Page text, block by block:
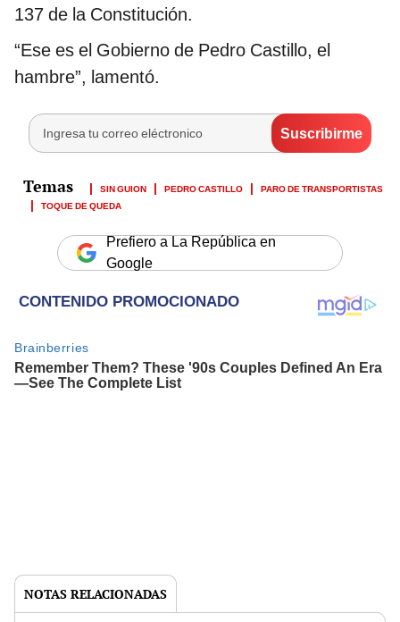
137 de la Constitución.
“Ese es el Gobierno de Pedro Castillo, el
hambre”, lamentó.
SIN GUION PEDRO CASTILLO
PARO DE TRANSPORTISTAS
TOQUE DE QUEDA
Prefiero a La República en
Google
NOTAS RELACIONADAS